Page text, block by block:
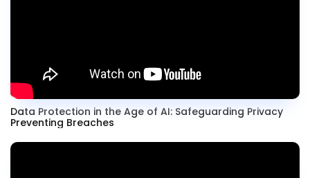
Data Protection in the Age of AI: Safeguarding Privacy
Preventing Breaches